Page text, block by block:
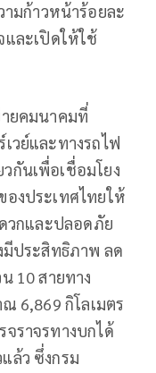
ามก้าวหน้าร้อยละ
และเปิดให้ใช้
ยคมนาคมที่
วย์และทางรถไฟ
กันเพื่อเชื่อมโยง
งประเทศไทยให้
วกและปลอดภัย
มีประสิทธิภาพ ลด
10 สายทาง
6,869 กิโลเมตร
ราจรทางบกได้
ล้ว ซึ่งกรม